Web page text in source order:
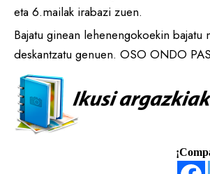
eta 6.mailak irabazi zuen.
Bajatu ginean lehenengokoekin bajatu
deskantzatu genuen. OSO ONDO